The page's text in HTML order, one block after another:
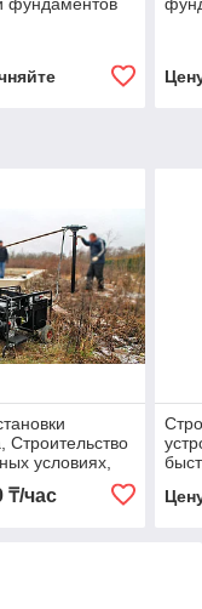
фундаментов
Строительство
условиях,
фундаментов
свай
₸/час